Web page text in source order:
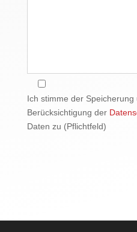
Ich stimme der
Berücksichtigung der
Daten zu (Pflichtfeld)